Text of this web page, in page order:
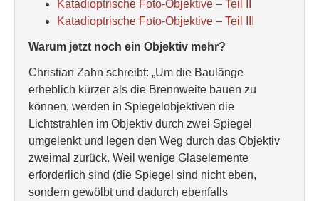
Katadioptrische Foto-Objektive – Teil II
Katadioptrische Foto-Objektive – Teil III
Warum jetzt noch ein Objektiv mehr?
Christian Zahn schreibt: „Um die Baulänge
erheblich kürzer als die Brennweite bauen zu
können, werden in Spiegelobjektiven die
Lichtstrahlen im Objektiv durch zwei Spiegel
umgelenkt und legen den Weg durch das Objektiv
zweimal zurück. Weil wenige Glaselemente
erforderlich sind (die Spiegel sind nicht eben,
sondern gewölbt und dadurch ebenfalls